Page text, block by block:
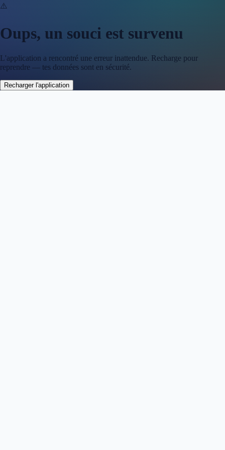
⚠️
Oups, un souci est survenu
L'application a rencontré une erreur inattendue. Recharge pour
reprendre — tes données sont en sécurité.
Recharger l'application